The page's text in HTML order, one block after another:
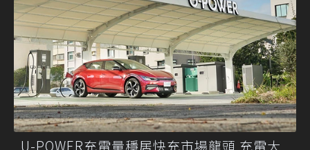
U-POWER充電量穩居快充市場龍頭 充電大